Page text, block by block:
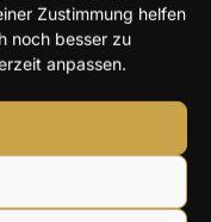
Zustimmung helfen
noch besser zu
anpassen.
– 44+5 cm